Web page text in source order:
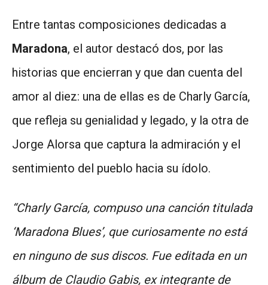
Entre tantas composiciones dedicadas a
Maradona, el autor destacó dos, por las
historias que encierran y que dan cuenta del
amor al diez: una de ellas es de Charly García,
que refleja su genialidad y legado, y la otra de
Jorge Alorsa que captura la admiración y el
sentimiento del pueblo hacia su ídolo.
“Charly García, compuso una canción titulada
‘Maradona Blues’, que curiosamente no está
en ninguno de sus discos. Fue editada en un
álbum de Claudio Gabis, ex integrante de